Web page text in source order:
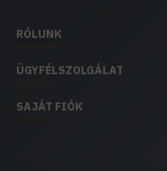
RÓLUNK
ÜGYFÉLSZOLGÁLAT
SAJÁT FIÓK